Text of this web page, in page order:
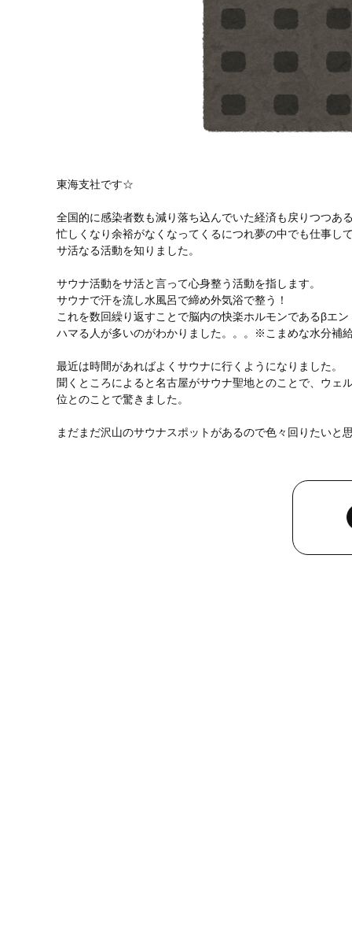
東海支社です☆
全国的に感染者数も減り落ち込んでいた経済も戻りつつあ
忙しくなり余裕がなくなってくるにつれ夢の中でも仕事し
サ活なる活動を知りました。
サウナ活動をサ活と言って心身整う活動を指します。
サウナで汗を流し水風呂で締め外気浴で整う！
これを数回繰り返すことで脳内の快楽ホルモンであるβエ
ハマる人が多いのがわかりました。。。※こまめな水分補
最近は時間があればよくサウナに行くようになりました。
聞くところによると名古屋がサウナ聖地とのことで、ウェ
位とのことで驚きました。
まだまだ沢山のサウナスポットがあるので色々回りたいと